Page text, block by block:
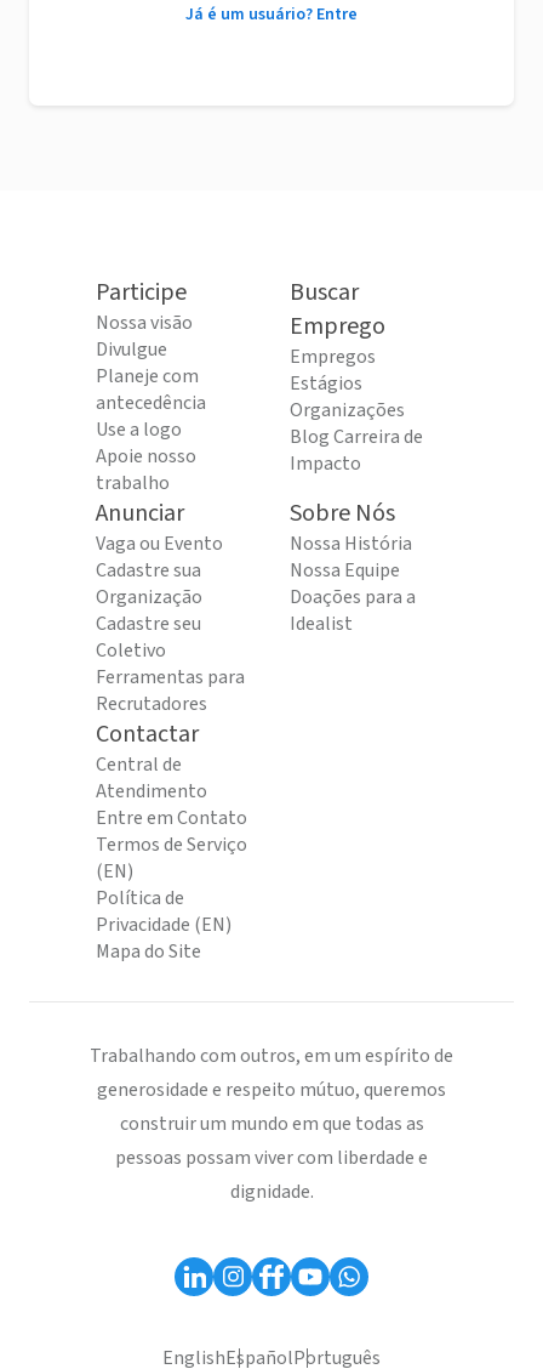
Já é um usuário? Entre
Participe
Nossa visão
Divulgue
Planeje com
antecedência
Use a logo
Apoie nosso
trabalho
Buscar
Emprego
Empregos
Estágios
Organizações
Blog Carreira de
Impacto
Anunciar
Vaga ou Evento
Cadastre sua
Organização
Cadastre seu
Coletivo
Ferramentas para
Recrutadores
Sobre Nós
Nossa História
Nossa Equipe
Doações para a
Idealist
Contactar
Central de
Atendimento
Entre em Contato
Termos de Serviço
(EN)
Política de
Privacidade (EN)
Mapa do Site
Trabalhando com outros, em um espírito de
generosidade e respeito mútuo, queremos
construir um mundo em que todas as
pessoas possam viver com liberdade e
dignidade.
EnglishEspañolPortuguês